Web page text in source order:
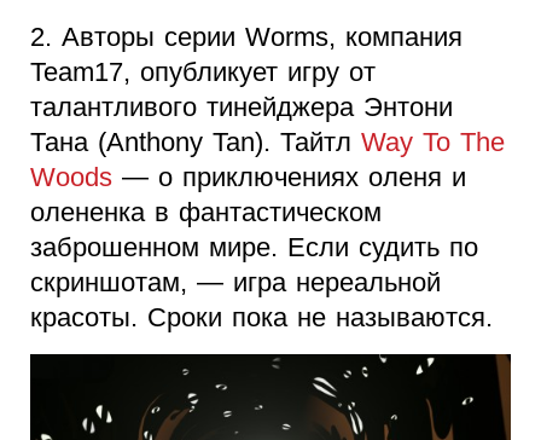
2. Авторы серии Worms, компания
Team17, опубликует игру от
талантливого тинейджера Энтони
Тана (Anthony Tan). Тайтл Way To The
Woods — о приключениях оленя и
олененка в фантастическом
заброшенном мире. Если судить по
скриншотам, — игра нереальной
красоты. Сроки пока не называются.